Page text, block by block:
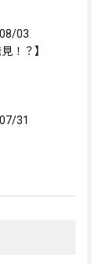
03
！？】
31